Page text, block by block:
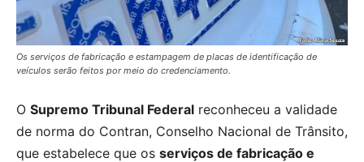
Os serviços de fabricação e estampagem de placas de identificação de
veículos serão feitos por meio do credenciamento.
O Supremo Tribunal Federal reconheceu a validade
de norma do Contran, Conselho Nacional de Trânsito,
que estabelece que os serviços de fabricação e